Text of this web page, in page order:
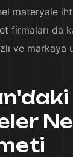
materyale
firmaları da
ve markaya